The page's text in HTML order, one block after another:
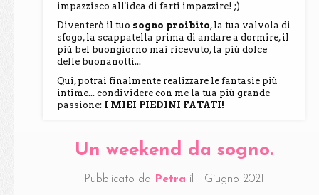
impazzisco all'idea di farti impazzire! ;)
Diventerò il tuo sogno proibito, la tua valvola di
sfogo, la scappatella prima di andare a dormire, il
più bel buongiorno mai ricevuto, la più dolce
delle buonanotti...
Qui, potrai finalmente realizzare le fantasie più
intime... condividere con me la tua più grande
passione: I MIEI PIEDINI FATATI!
Un weekend da sogno.
Pubblicato da Petra il 1 Giugno 2021